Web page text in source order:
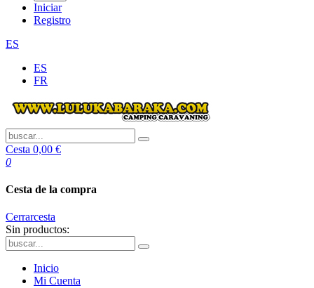
Iniciar
Registro
ES
ES
FR
Cesta 0,00 €
0
Cesta de la compra
Cerrarcesta
Sin productos:
Inicio
Mi Cuenta